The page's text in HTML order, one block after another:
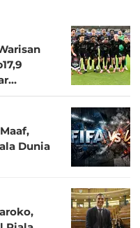
Dunia